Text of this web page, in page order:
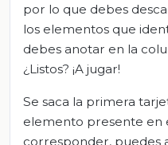
por lo que debes
los elementos que
debes anotar en la
¿Listos? ¡A jugar!
Se saca la primera
elemento presente en
corresponder, puedes